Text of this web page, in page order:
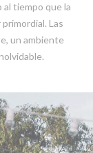
tiempo que la
Las
un ambiente